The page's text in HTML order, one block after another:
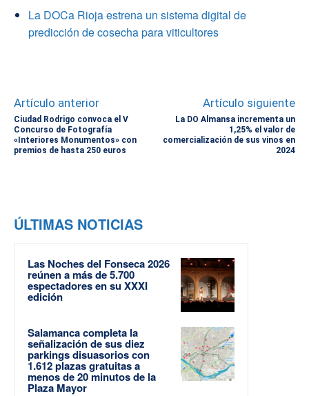
La DOCa Rioja estrena un sistema digital de
predicción de cosecha para viticultores
Artículo anterior
Ciudad Rodrigo convoca el V
Concurso de Fotografía
«Interiores Monumentos» con
premios de hasta 250 euros
Artículo siguiente
La DO Almansa incrementa un
1,25% el valor de
comercialización de sus vinos en
2024
ÚLTIMAS NOTICIAS
Las Noches del Fonseca 2026
reúnen a más de 5.700
espectadores en su XXXI
edición
Salamanca completa la
señalización de sus diez
parkings disuasorios con
1.612 plazas gratuitas a
menos de 20 minutos de la
Plaza Mayor